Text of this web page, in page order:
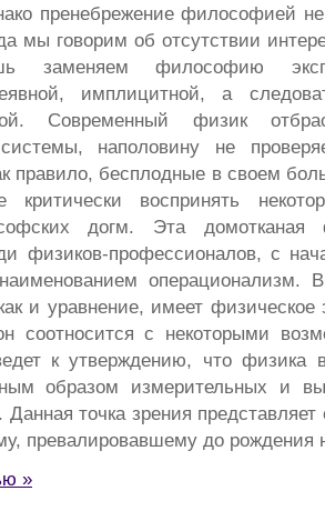
пренебрежение философией
мы говорим об отсутствии
заменяем философию
имплицитной, а
Современный физик
системы, наполовину не
правило, бесплодные в своем
воспринять
догм. Эта домотканая
физиков-профессионалов, с
операционализм.
и уравнение, имеет
соотносится с некоторыми
к утверждению, что
образом измерительных и
Данная точка зрения
превалировавшему до рождения
»